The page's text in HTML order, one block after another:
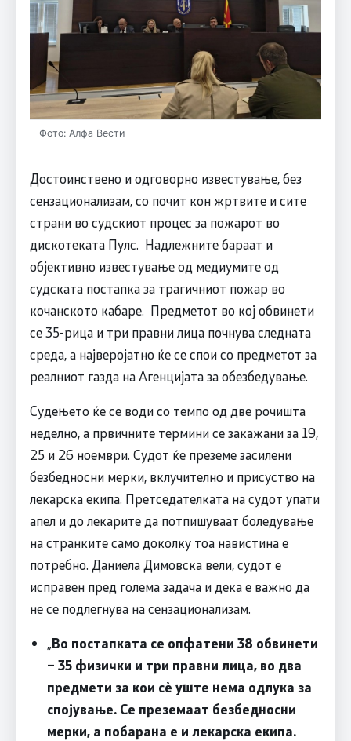
Фото: Алфа Вести
Достоинствено и одговорно известување, без
сензационализам, со почит кон жртвите и сите
страни во судскиот процес за пожарот во
дискотеката Пулс. Надлежните бараат и
објективно известување од медиумите од
судската постапка за трагичниот пожар во
кочанското кабаре. Предметот во кој обвинети
се 35-рица и три правни лица почнува следната
среда, а најверојатно ќе се спои со предметот за
реалниот газда на Агенцијата за обезбедување.
Судењето ќе се води со темпо од две рочишта
неделно, а првичните термини се закажани за 19,
25 и 26 ноември. Судот ќе преземе засилени
безбедносни мерки, вклучително и присуство на
лекарска екипа. Претседателката на судот упати
апел и до лекарите да потпишуваат боледување
на странките само доколку тоа навистина е
потребно. Даниела Димовска вели, судот е
исправен пред голема задача и дека е важно да
не се подлегнува на сензационализам.
„Во постапката се опфатени 38 обвинети
– 35 физички и три правни лица, во два
предмети за кои сè уште нема одлука за
спојување. Се преземаат безбедносни
мерки, а побарана е и лекарска екипа.